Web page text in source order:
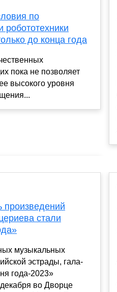
по
робототехники
до конца года
пока не позволяет
высокого уровня
произведений
стали
музыкальных
эстрады, гала-
года-2023»
во Дворце